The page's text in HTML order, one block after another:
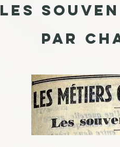
Les
par